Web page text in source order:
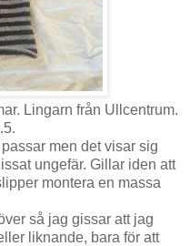
Lingarn från Ullcentrum.
men det visar sig
ungefär. Gillar iden att
montera en massa
så jag gissar att jag
liknande, bara för att